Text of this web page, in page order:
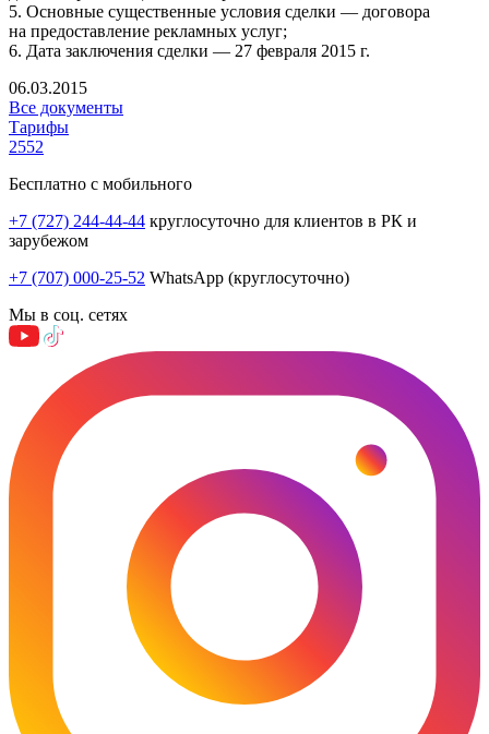
5. Основные существенные условия сделки — договора
на предоставление рекламных услуг;
6. Дата заключения сделки — 27 февраля 2015 г.
06.03.2015
Все документы
Тарифы
2552
Бесплатно с мобильного
+7 (727) 244-44-44 круглосуточно для клиентов в РК и
зарубежом
+7 (707) 000-25-52 WhatsApp (круглосуточно)
Мы в соц. сетях